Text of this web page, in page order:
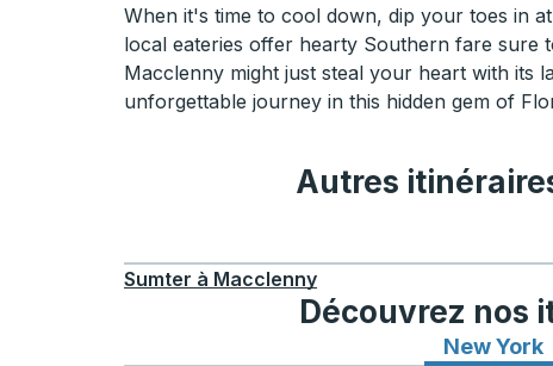
When it's time to cool down, dip your toes in
local eateries offer hearty Southern fare sure
Macclenny might just steal your heart with its
unforgettable journey in this hidden gem of
Autres
Sumter à Macclenny
Découvrez nos
New York